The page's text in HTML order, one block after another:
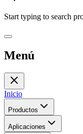
Start typing to search
Menú
Inicio
Productos
Aplicaciones